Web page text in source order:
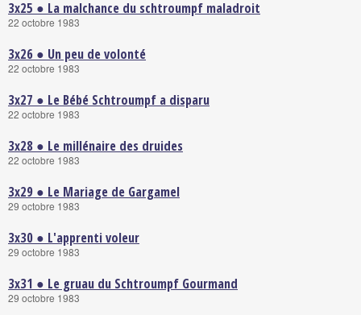
3x25 ● La malchance du schtroumpf maladroit
22 octobre 1983
3x26 ● Un peu de volonté
22 octobre 1983
3x27 ● Le Bébé Schtroumpf a disparu
22 octobre 1983
3x28 ● Le millénaire des druides
22 octobre 1983
3x29 ● Le Mariage de Gargamel
29 octobre 1983
3x30 ● L'apprenti voleur
29 octobre 1983
3x31 ● Le gruau du Schtroumpf Gourmand
29 octobre 1983